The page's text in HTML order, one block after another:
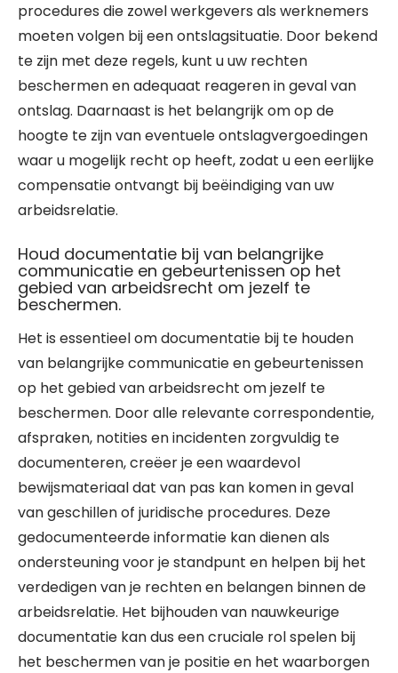
procedures die zowel werkgevers als werknemers
moeten volgen bij een ontslagsituatie. Door bekend
te zijn met deze regels, kunt u uw rechten
beschermen en adequaat reageren in geval van
ontslag. Daarnaast is het belangrijk om op de
hoogte te zijn van eventuele ontslagvergoedingen
waar u mogelijk recht op heeft, zodat u een eerlijke
compensatie ontvangt bij beëindiging van uw
arbeidsrelatie.
Houd documentatie bij van belangrijke
communicatie en gebeurtenissen op het
gebied van arbeidsrecht om jezelf te
beschermen.
Het is essentieel om documentatie bij te houden
van belangrijke communicatie en gebeurtenissen
op het gebied van arbeidsrecht om jezelf te
beschermen. Door alle relevante correspondentie,
afspraken, notities en incidenten zorgvuldig te
documenteren, creëer je een waardevol
bewijsmateriaal dat van pas kan komen in geval
van geschillen of juridische procedures. Deze
gedocumenteerde informatie kan dienen als
ondersteuning voor je standpunt en helpen bij het
verdedigen van je rechten en belangen binnen de
arbeidsrelatie. Het bijhouden van nauwkeurige
documentatie kan dus een cruciale rol spelen bij
het beschermen van je positie en het waarborgen